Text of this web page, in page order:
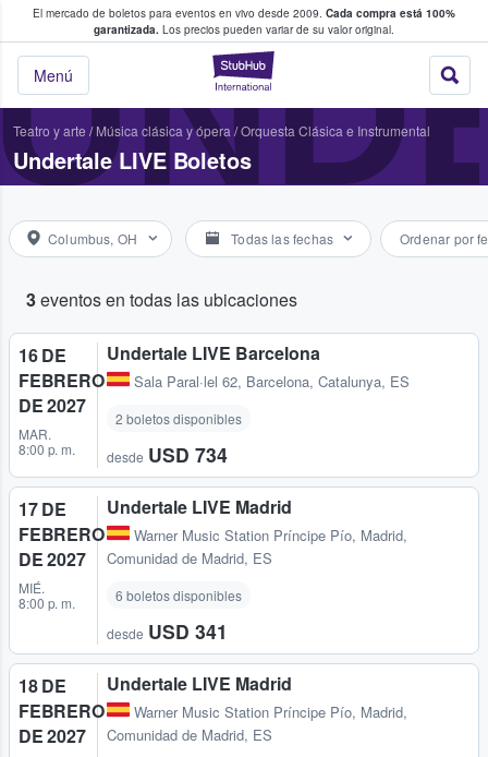
El mercado de boletos para eventos en vivo desde 2009. Cada compra está 100%
garantizada. Los precios pueden variar de su valor original.
StubHub: donde
Menú
fans compran y venden boletos
Teatro y arte / Música clásica y ópera /Orquesta Clásica e Instrumental
Undertale LIVE Boletos
Columbus, OH Todas las fechas Ordenar por
3eventos en todas las ubicaciones
16 DE
FEBRERO
DE 2027
MAR.
8:00 p. m.
Undertale LIVE Barcelona
Sala Paral·lel 62, Barcelona, Catalunya, ES
2 boletos disponibles
desde USD 734
17 DE
FEBRERO
DE 2027
MIÉ.
8:00 p. m.
Undertale LIVE Madrid
Warner Music Station Príncipe Pío, Madrid,
Comunidad de Madrid, ES
6 boletos disponibles
desde USD 341
18 DE
FEBRERO
DE 2027
Undertale LIVE Madrid
Warner Music Station Príncipe Pío, Madrid,
Comunidad de Madrid, ES